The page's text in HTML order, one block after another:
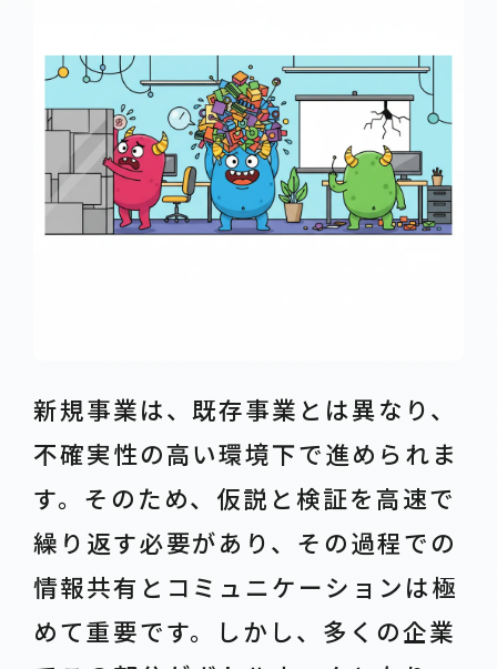
新規事業は、既存事業とは異なり、
不確実性の高い環境下で進められま
す。そのため、仮説と検証を高速で
繰り返す必要があり、その過程での
情報共有とコミュニケーションは極
めて重要です。しかし、多くの企業